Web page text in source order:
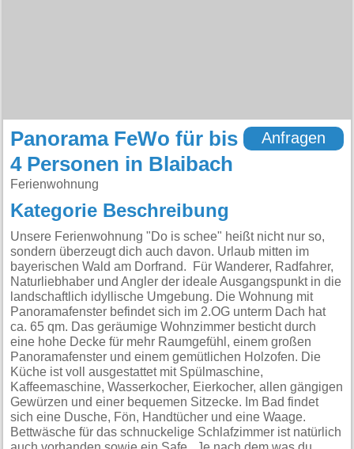
Panorama FeWo für bis
4 Personen in Blaibach
Ferienwohnung
Anfragen
Kategorie Beschreibung
Unsere Ferienwohnung "Do is schee" heißt nicht nur so,
sondern überzeugt dich auch davon. Urlaub mitten im
bayerischen Wald am Dorfrand. Für Wanderer, Radfahrer,
Naturliebhaber und Angler der ideale Ausgangspunkt in die
landschaftlich idyllische Umgebung. Die Wohnung mit
Panoramafenster befindet sich im 2.OG unterm Dach hat
ca. 65 qm. Das geräumige Wohnzimmer besticht durch
eine hohe Decke für mehr Raumgefühl, einem großen
Panoramafenster und einem gemütlichen Holzofen. Die
Küche ist voll ausgestattet mit Spülmaschine,
Kaffeemaschine, Wasserkocher, Eierkocher, allen gängigen
Gewürzen und einer bequemen Sitzecke. Im Bad findet
sich eine Dusche, Fön, Handtücher und eine Waage.
Bettwäsche für das schnuckelige Schlafzimmer ist natürlich